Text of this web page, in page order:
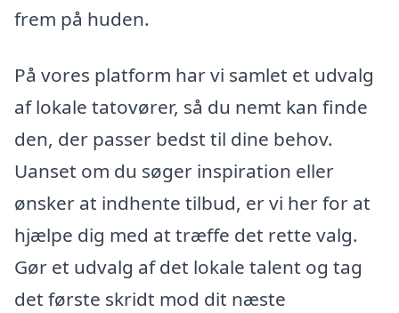
frem på huden.
På vores platform har vi samlet et udvalg
af lokale tatovører, så du nemt kan finde
den, der passer bedst til dine behov.
Uanset om du søger inspiration eller
ønsker at indhente tilbud, er vi her for at
hjælpe dig med at træffe det rette valg.
Gør et udvalg af det lokale talent og tag
det første skridt mod dit næste